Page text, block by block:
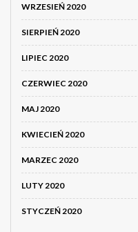
WRZESIEŃ 2020
SIERPIEŃ 2020
LIPIEC 2020
CZERWIEC 2020
MAJ 2020
KWIECIEŃ 2020
MARZEC 2020
LUTY 2020
STYCZEŃ 2020